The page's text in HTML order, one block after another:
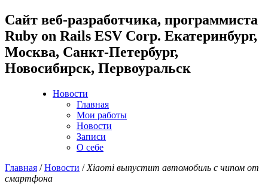
Cайт веб-разработчика, программиста
Ruby on Rails ESV Corp. Екатеринбург,
Москва, Санкт-Петербург,
Новосибирск, Первоуральск
Новости
Главная
Мои работы
Новости
Записи
О себе
Главная /Новости / Xiaomi выпустит автомобиль с чипом от
смартфона